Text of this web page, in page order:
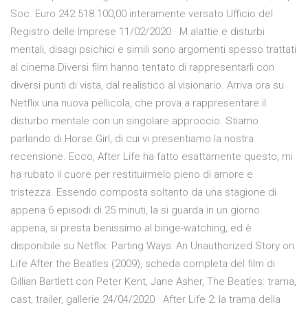
Soc. Euro 242.518.100,00 interamente versato Ufficio del
Registro delle Imprese 11/02/2020 · M alattie e disturbi
mentali, disagi psichici e simili sono argomenti spesso trattati
al cinema.Diversi film hanno tentato di rappresentarli con
diversi punti di vista, dal realistico al visionario. Arriva ora su
Netflix una nuova pellicola, che prova a rappresentare il
disturbo mentale con un singolare approccio. Stiamo
parlando di Horse Girl, di cui vi presentiamo la nostra
recensione. Ecco, After Life ha fatto esattamente questo, mi
ha rubato il cuore per restituirmelo pieno di amore e
tristezza. Essendo composta soltanto da una stagione di
appena 6 episodi di 25 minuti, la si guarda in un giorno
appena, si presta benissimo al binge-watching, ed è
disponibile su Netflix. Parting Ways: An Unauthorized Story on
Life After the Beatles (2009), scheda completa del film di
Gillian Bartlett con Peter Kent, Jane Asher, The Beatles: trama,
cast, trailer, gallerie 24/04/2020 · After Life 2: la trama della